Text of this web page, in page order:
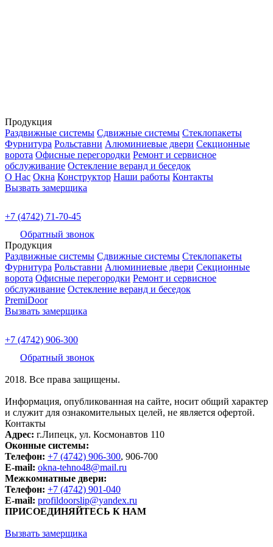
Продукция
Раздвижные системы Сдвижные системы Стеклопакеты
Фурнитура Рольставни Алюминиевые двери Секционные
ворота Офисные перегородки Ремонт и сервисное
обслуживание Остекление веранд и беседок
О Нас Окна Конструктор Наши работы Контакты
Вызвать замерщика
+7 (4742) 71-70-45
Обратный звонок
Продукция
Раздвижные системы Сдвижные системы Стеклопакеты
Фурнитура Рольставни Алюминиевые двери Секционные
ворота Офисные перегородки Ремонт и сервисное
обслуживание Остекление веранд и беседок
PremiDoor
Вызвать замерщика
+7 (4742) 906-300
Обратный звонок
2018. Все права защищены.
Информация, опубликованная на сайте, носит общий характер
и служит для ознакомительных целей, не является офертой.
Контакты
Адрес: г.Липецк, ул. Космонавтов 110
Оконные системы:
Телефон: +7 (4742) 906-300, 906-700
E-mail: okna-tehno48@mail.ru
Межкомнатные двери:
Телефон: +7 (4742) 901-040
E-mail: profildoorslip@yandex.ru
ПРИСОЕДИНЯЙТЕСЬ К НАМ
Вызвать замерщика